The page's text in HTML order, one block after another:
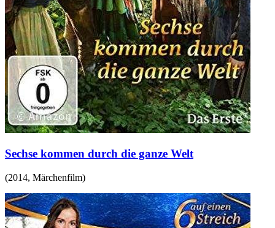
Sechse kommen durch die ganze Welt
(2014, Märchenfilm)